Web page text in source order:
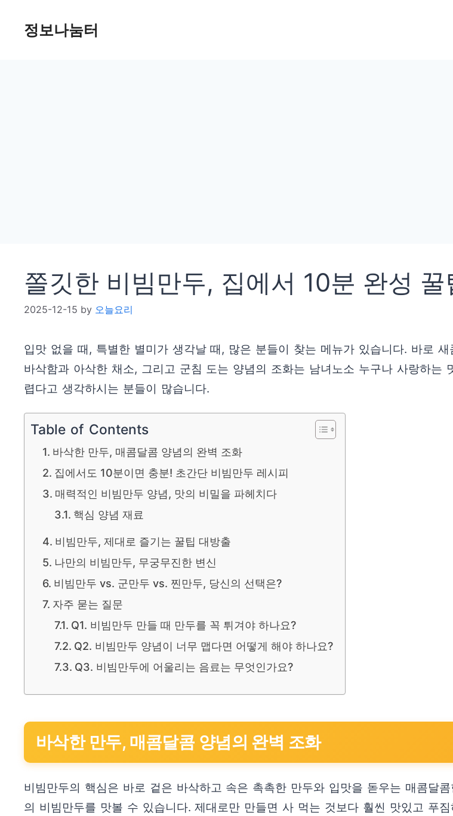
정보나눔터
쫄깃한 비빔만두, 집에서 10분 완성 꿀
2025-12-15 by 오늘요리
입맛 없을 때, 특별한 별미가 생각날 때, 많은 분들이 찾는 메뉴가 있습니다. 바로
바삭함과 아삭한 채소, 그리고 군침 도는 양념의 조화는 남녀노소 누구나 사랑하는
렵다고 생각하시는 분들이 많습니다.
Table of Contents
바삭한 만두, 매콤달콤 양념의 완벽 조화
집에서도 10분이면 충분! 초간단 비빔만두 레시피
매력적인 비빔만두 양념, 맛의 비밀을 파헤치다
핵심 양념 재료
비빔만두, 제대로 즐기는 꿀팁 대방출
나만의 비빔만두, 무궁무진한 변신
비빔만두 vs. 군만두 vs. 찐만두, 당신의 선택은?
자주 묻는 질문
Q1. 비빔만두 만들 때 만두를 꼭 튀겨야 하나요?
Q2. 비빔만두 양념이 너무 맵다면 어떻게 해야 하나요?
Q3. 비빔만두에 어울리는 음료는 무엇인가요?
바삭한 만두, 매콤달콤 양념의 완벽 조화
비빔만두의 핵심은 바로 겉은 바삭하고 속은 촉촉한 만두와 입맛을 돋우는 매콤달
의 비빔만두를 맛볼 수 있습니다. 제대로만 만들면 사 먹는 것보다 훨씬 맛있고 푸